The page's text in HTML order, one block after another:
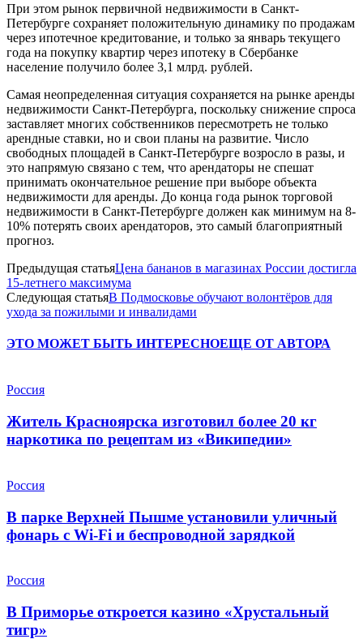
При этом рынок первичной недвижимости в Санкт-
Петербурге сохраняет положительную динамику по продажам
через ипотечное кредитование, и только за январь текущего
года на покупку квартир через ипотеку в Сбербанке
население получило более 3,1 млрд. рублей.
Самая неопределенная ситуация сохраняется на рынке аренды
недвижимости Санкт-Петербурга, поскольку снижение спроса
заставляет многих собственников пересмотреть не только
арендные ставки, но и свои планы на развитие. Число
свободных площадей в Санкт-Петербурге возросло в разы, и
это напрямую связано с тем, что арендаторы не спешат
принимать окончательное решение при выборе объекта
недвижимости для аренды. До конца года рынок торговой
недвижимости в Санкт-Петербурге должен как минимум на 8-
10% потерять своих арендаторов, это самый благоприятный
прогноз.
Предыдущая статьяЦена бананов в магазинах России достигла
15-летнего максимума
Следующая статьяВ Подмосковье обучают волонтёров для
ухода за пожилыми и инвалидами
ЭТО МОЖЕТ БЫТЬ ИНТЕРЕСНОЕЩЕ ОТ АВТОРА
Россия
Житель Красноярска изготовил более 20 кг
наркотика по рецептам из «Википедии»
Россия
В парке Верхней Пышме установили уличный
фонарь с Wi-Fi и беспроводной зарядкой
Россия
В Приморье откроется казино «Хрустальный
тигр»